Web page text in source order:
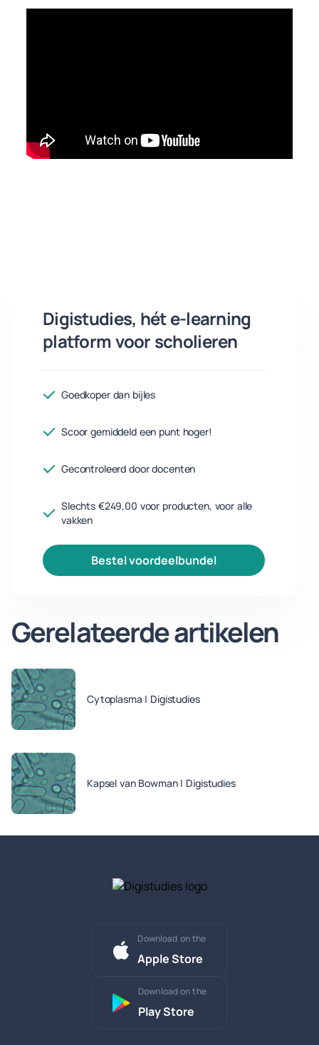
Digistudies, hét e-learning
platform voor scholieren
Goedkoper dan bijles
Scoor gemiddeld een punt hoger!
Gecontroleerd door docenten
Slechts €249,00 voor producten, voor alle
vakken
bestel voordeelbundel
Gerelateerde artikelen
Cytoplasma | Digistudies
Kapsel van Bowman | Digistudies
Download on the
Apple Store
Download on the
Play Store